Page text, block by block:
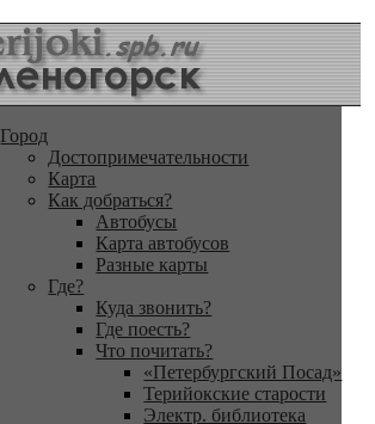
Город
Достопримечательности
Карта
Как добраться?
Автобусы
Карта автобусов
Разные карты
Где?
Куда звонить?
Где поесть?
Что почитать?
«Петербургский Посад»
Терийокские старости
Электр. библиотека